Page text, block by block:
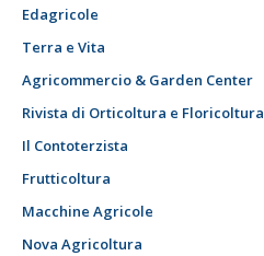
Edagricole
Terra e Vita
Agricommercio & Garden Center
Rivista di Orticoltura e Floricoltura
Il Contoterzista
Frutticoltura
Macchine Agricole
Nova Agricoltura